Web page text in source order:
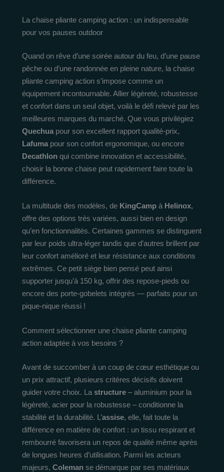
La chaise pliante camping action : un indispensable
pour vos pauses outdoor
Quand on rêve d’une soirée autour du feu, d’une pause
pêche ou d’une randonnée en pleine nature, la chaise
pliante camping action s’impose comme un
équipement incontournable. Allier légèreté, robustesse
et confort dans un seul objet, voilà le défi relevé par les
meilleures marques du marché. Que vous privilégiez
Quechuapour son excellent rapport qualité-prix,
Lafumapour son confort ergonomique, ou encore
Decathlon qui combine innovation et accessibilité,
choisir la bonne chaise peut rapidement faire toute la
différence.
La multitude des modèles, de KingCamp à Helinox,
offre des options très variées, aussi bien en design
qu’en fonctionnalités. Certaines gammes se distinguent
par leur poids ultra-léger tandis que d’autres brillent par
leur confort amélioré et leur résistance aux conditions
extrêmes. Ce petit siège bien pensé peut ainsi
supporter jusqu’à 150 kg, offrir des repose-pieds ou
encore des porte-gobelets intégrés — parfaits pour un
pique-nique réussi !
Comment sélectionner une chaise pliante camping
action adaptée à vos besoins ?
Avant de succomber à un coup de cœur esthétique ou
un prix attractif, plusieurs critères décisifs doivent
guider votre choix. La structure – aluminium pour la
légèreté, acier pour la robustesse – conditionne la
stabilité et la durabilité. L’assise, elle, fait toute la
différence en matière de confort : un tissu respirant et
rembourré favorisera un repos de qualité même après
de longues heures d’utilisation. Parmi les acteurs
majeurs, Coleman se démarque par ses matériaux